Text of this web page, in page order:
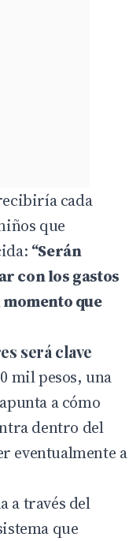
cada
que
“Serán
con los gastos
que
será clave
mil pesos, una
a cómo
dentro del
eventualmente a
a través del
que